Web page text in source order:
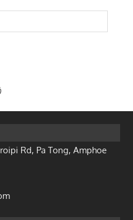
Rd, Pa Tong, Amphoe